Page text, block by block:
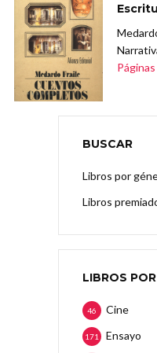
BUSCAR
Libros por
Libros
LIBROS
Cine
46
Ensayo
171